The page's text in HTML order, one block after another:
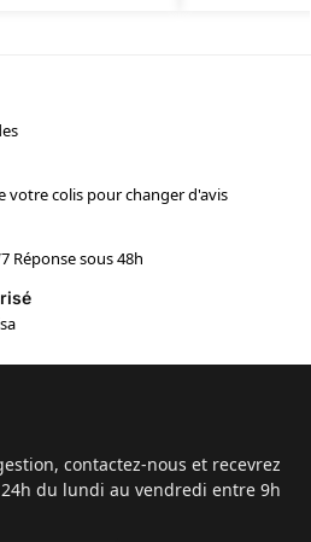
votre colis pour changer d'avis
Réponse sous 48h
contactez-nous et recevrez
du lundi au vendredi entre 9h